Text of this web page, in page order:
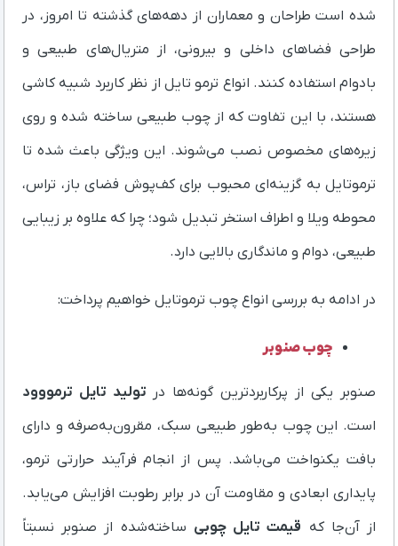
شده است طراحان و معماران از دهه‌های گذشته تا امروز، در
طراحی فضاهای داخلی و بیرونی، از متریال‌های طبیعی و
بادوام استفاده کنند. انواع ترمو تایل از نظر کاربرد شبیه کاشی
هستند، با این تفاوت که از چوب طبیعی ساخته شده و روی
زیره‌های مخصوص نصب می‌شوند. این ویژگی باعث شده تا
ترموتایل به گزینه‌ای محبوب برای کف‌پوش فضای باز، تراس،
محوطه ویلا و اطراف استخر تبدیل شود؛ چرا که علاوه بر زیبایی
طبیعی، دوام و ماندگاری بالایی دارد.
در ادامه به بررسی انواع چوب ترموتایل خواهیم پرداخت:
چوب صنوبر
صنوبر یکی از پرکاربردترین گونه‌ها درتولید تایل ترمووود
است. این چوب به‌طور طبیعی سبک، مقرون‌به‌صرفه و دارای
بافت یکنواخت می‌باشد. پس از انجام فرآیند حرارتی ترمو،
پایداری ابعادی و مقاومت آن در برابر رطوبت افزایش می‌یابد.
از آن‌جا که قیمت تایل چوبیساخته‌شده از صنوبر نسبتاً